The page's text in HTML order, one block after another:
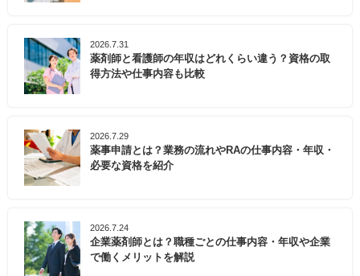
2026.7.31
薬剤師と看護師の年収はどれくらい違う？資格の取
得方法や仕事内容も比較
2026.7.29
薬事申請とは？業務の流れやRAの仕事内容・年収・
必要な資格を紹介
2026.7.24
企業薬剤師とは？職種ごとの仕事内容・年収や企業
で働くメリットを解説